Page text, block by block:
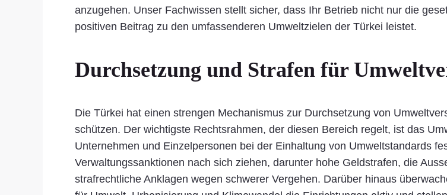
anzugehen. Unser Fachwissen stellt sicher, dass Ihr Betrieb nicht nur die
positiven Beitrag zu den umfassenderen Umweltzielen der Türkei leistet.
Durchsetzung und Strafen für
Die Türkei hat einen strengen Mechanismus zur Durchsetzung von
schützen. Der wichtigste Rechtsrahmen, der diesen Bereich regelt, ist das
Unternehmen und Einzelpersonen bei der Einhaltung von Umweltstandards
Verwaltungssanktionen nach sich ziehen, darunter hohe Geldstrafen, die
strafrechtliche Anklagen wegen schwerer Vergehen. Darüber hinaus